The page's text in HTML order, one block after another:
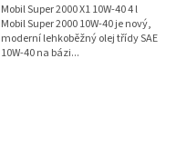
Mobil Super 2000 X1 10W-40 4 l
Mobil Super 2000 10W-40 je nový,
moderní lehkoběžný olej třídy SAE
10W-40 na bázi...